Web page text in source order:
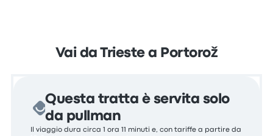
Vai da Trieste a Portorož
Questa tratta è servita solo
da pullman
Il viaggio dura circa 1 ora 11 minuti e, con tariffe a partire da